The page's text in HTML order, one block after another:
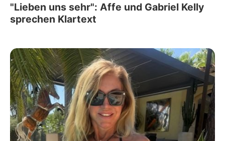
"Lieben uns sehr": Affe und Gabriel Kelly
sprechen Klartext